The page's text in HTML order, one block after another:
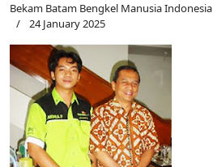
Bekam Batam Bengkel Manusia Indonesia
24 January 2025